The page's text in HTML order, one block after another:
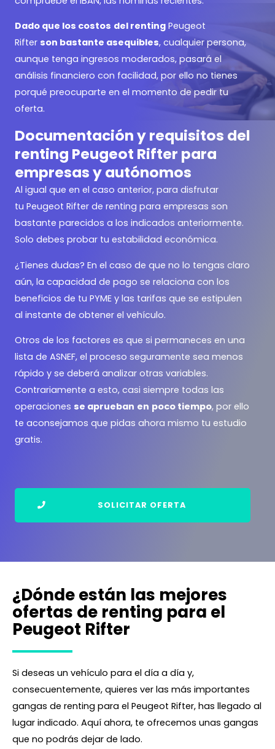
Dado que los costos del renting Peugeot
Rifter son bastante asequibles, cualquier persona,
aunque tenga ingresos moderados, pasará el
análisis financiero con facilidad, por ello no tienes
porqué preocuparte en el momento de pedir tu
oferta.
Documentación y requisitos del
renting Peugeot Rifter para
empresas y autónomos
Al igual que en el caso anterior, para disfrutar
tu Peugeot Rifter de renting para empresas son
bastante parecidos a los indicados anteriormente.
Solo debes probar tu estabilidad económica.
¿Tienes dudas? En el caso de que no lo tengas claro
aún, la capacidad de pago se relaciona con los
beneficios de tu PYME y las tarifas que se estipulen
al instante de obtener el vehículo.
Otros de los factores es que si permaneces en una
lista de ASNEF, el proceso seguramente sea menos
rápido y se deberá analizar otras variables.
Contrariamente a esto, casi siempre todas las
operaciones se aprueban en poco tiempo, por ello
te aconsejamos que pidas ahora mismo tu estudio
gratis.
SOLICITAR OFERTA
¿Dónde están las mejores
ofertas de renting para el
Peugeot Rifter
Si deseas un vehículo para el día a día y,
consecuentemente, quieres ver las más importantes
gangas de renting para el Peugeot Rifter, has llegado al
lugar indicado. Aquí ahora, te ofrecemos unas gangas
que no podrás dejar de lado.